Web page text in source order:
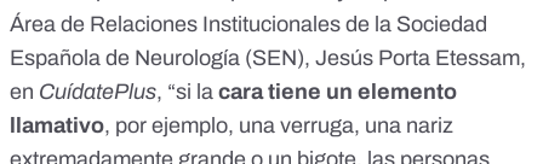
Área de Relaciones Institucionales de la Sociedad
Española de Neurología (SEN), Jesús Porta Etessam,
en CuídatePlus, “si la cara tiene un elemento
llamativo, por ejemplo, una verruga, una nariz